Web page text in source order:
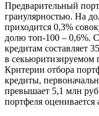
Предварительный
гранулярностью. На
приходится 0,3%
долю топ-100 – 0,6%.
кредитам составляет
в секьюритизируемом
Критерии отбора
кредиты,
превышает 5,1 млн
портфеля оценивается